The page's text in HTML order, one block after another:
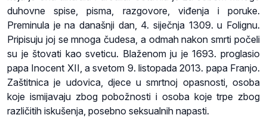
duhovne spise, pisma, razgovore, viđenja i poruke.
Preminula je na današnji dan, 4. siječnja 1309. u Folignu.
Pripisuju joj se mnoga čudesa, a odmah nakon smrti počeli
su je štovati kao sveticu. Blaženom ju je 1693. proglasio
papa Inocent XII, a svetom 9. listopada 2013. papa Franjo.
Zaštitnica je udovica, djece u smrtnoj opasnosti, osoba
koje ismijavaju zbog pobožnosti i osoba koje trpe zbog
različitih iskušenja, posebno seksualnih napasti.